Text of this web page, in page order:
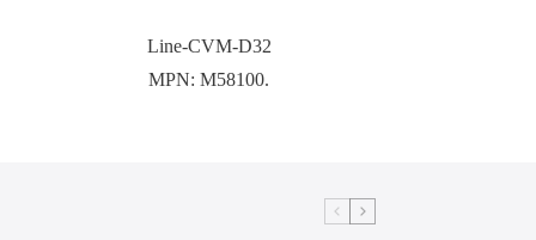
Line-CVM-D32
MPN:M58100.